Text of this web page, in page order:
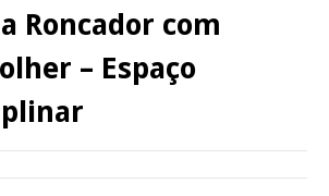
Roncador com
– Espaço